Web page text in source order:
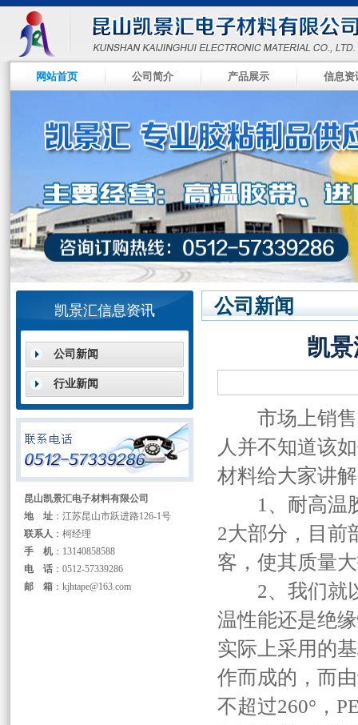
网站首页 公司简介 产品展示 信息资
凯景汇信息资讯
公司新闻
行业新闻
昆山凯景汇电子材料有限公司
地 址 ：江苏昆山市跃进路126-1号
联系人 ：柯经理
手 机 ：13140858588
电 话 ：0512-57339286
邮 箱 ：kjhtape@163.com
公司新闻
凯
市场上销售
人并不知道该
材料给大家讲
1、耐高温胶
2大部分，目前
客，使其质量
2、我们就以
温性能还是绝
实际上采用的
作而成的，而
不超过260°，